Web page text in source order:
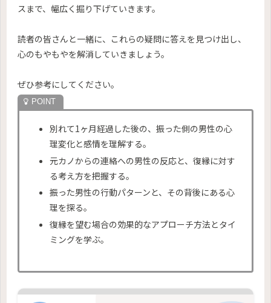
スまで、幅広く掘り下げていきます。
読者の皆さんと一緒に、これらの疑問に答えを見つけ出し、
心のもやもやを解消していきましょう。
ぜひ参考にしてください。
別れて1ヶ月経過した後の、振った側の男性の心
理変化と感情を理解する。
元カノからの連絡への男性の反応と、復縁に対す
る考え方を把握する。
振った男性の行動パターンと、その背後にある心
理を探る。
復縁を望む場合の効果的なアプローチ方法とタイ
ミングを学ぶ。